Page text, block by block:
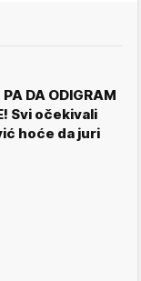
DA ODIGRAM
Svi očekivali
hoće da juri